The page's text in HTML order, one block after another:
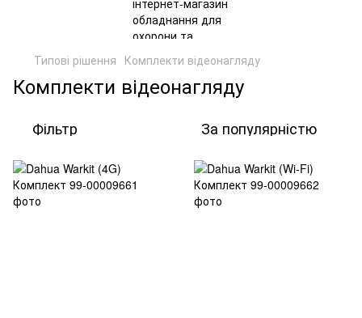
Типові рішення Комплекти відеонагляду
Комплекти відеонагляду
Фільтр За популярністю